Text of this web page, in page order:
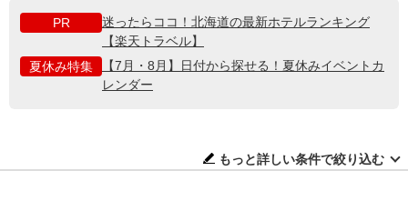
PR
迷ったらココ！北海道の最新ホテルランキング
【楽天トラベル】
夏休み特集
【7月・8月】日付から探せる！夏休みイベントカ
レンダー
もっと詳しい条件で絞り込む